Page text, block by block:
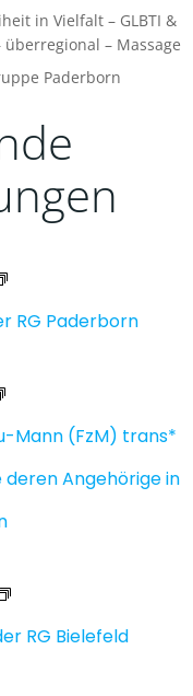
in Vielfalt – GLBTI &
– Massage
Paderborn
RG Paderborn
Mann (FzM) trans*
Angehörige in
RG Bielefeld